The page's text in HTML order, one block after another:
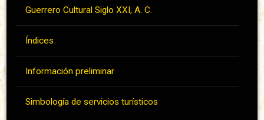
Guerrero Cultural Siglo XXI, A. C.
Índices
Información preliminar
Simbología de servicios turísticos